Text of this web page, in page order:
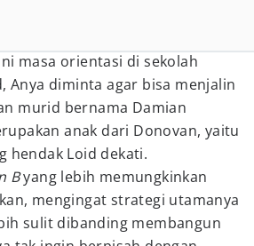
masa orientasi di sekolah
Anya diminta agar bisa menjalin
murid bernama Damian
anak dari Donovan, yaitu
hendak Loid dekati.
Byang lebih memungkinkan
mengingat strategi utamanya
sulit dibanding membangun